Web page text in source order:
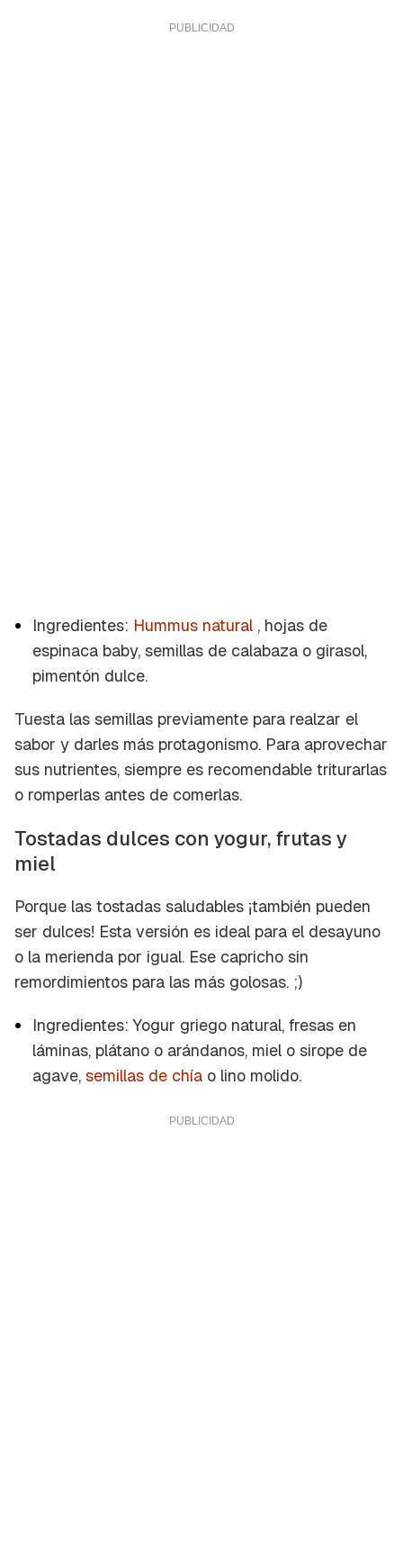
Ingredientes: Hummus natural , hojas de
espinaca baby, semillas de calabaza o girasol,
pimentón dulce.
Tuesta las semillas previamente para realzar el
sabor y darles más protagonismo. Para aprovechar
sus nutrientes, siempre es recomendable triturarlas
o romperlas antes de comerlas.
Tostadas dulces con yogur, frutas y
miel
Porque las tostadas saludables ¡también pueden
ser dulces! Esta versión es ideal para el desayuno
o la merienda por igual. Ese capricho sin
remordimientos para las más golosas. ;)
Ingredientes: Yogur griego natural, fresas en
láminas, plátano o arándanos, miel o sirope de
agave, semillas de chía o lino molido.